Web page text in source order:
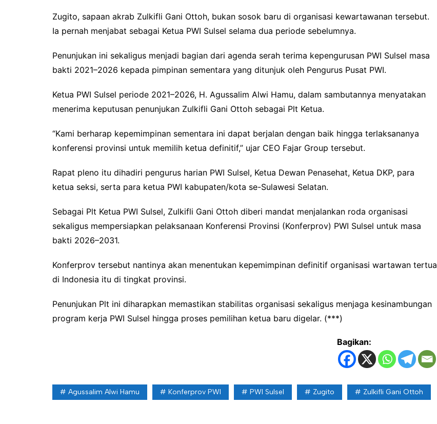
Zugito, sapaan akrab Zulkifli Gani Ottoh, bukan sosok baru di organisasi kewartawanan tersebut.
Ia pernah menjabat sebagai Ketua PWI Sulsel selama dua periode sebelumnya.
Penunjukan ini sekaligus menjadi bagian dari agenda serah terima kepengurusan PWI Sulsel masa
bakti 2021–2026 kepada pimpinan sementara yang ditunjuk oleh Pengurus Pusat PWI.
Ketua PWI Sulsel periode 2021–2026, H. Agussalim Alwi Hamu, dalam sambutannya menyatakan
menerima keputusan penunjukan Zulkifli Gani Ottoh sebagai Plt Ketua.
“Kami berharap kepemimpinan sementara ini dapat berjalan dengan baik hingga terlaksananya
konferensi provinsi untuk memilih ketua definitif,” ujar CEO Fajar Group tersebut.
Rapat pleno itu dihadiri pengurus harian PWI Sulsel, Ketua Dewan Penasehat, Ketua DKP, para
ketua seksi, serta para ketua PWI kabupaten/kota se-Sulawesi Selatan.
Sebagai Plt Ketua PWI Sulsel, Zulkifli Gani Ottoh diberi mandat menjalankan roda organisasi
sekaligus mempersiapkan pelaksanaan Konferensi Provinsi (Konferprov) PWI Sulsel untuk masa
bakti 2026–2031.
Konferprov tersebut nantinya akan menentukan kepemimpinan definitif organisasi wartawan tertua
di Indonesia itu di tingkat provinsi.
Penunjukan Plt ini diharapkan memastikan stabilitas organisasi sekaligus menjaga kesinambungan
program kerja PWI Sulsel hingga proses pemilihan ketua baru digelar. (***)
Bagikan:
Agussalim Alwi Hamu Konferprov PWI PWI Sulsel Zugito Zulkifli Gani Ottoh